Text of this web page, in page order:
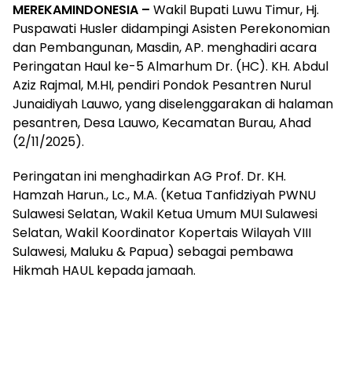
MEREKAMINDONESIA – Wakil Bupati Luwu Timur, Hj.
Puspawati Husler didampingi Asisten Perekonomian
dan Pembangunan, Masdin, AP. menghadiri acara
Peringatan Haul ke-5 Almarhum Dr. (HC). KH. Abdul
Aziz Rajmal, M.HI, pendiri Pondok Pesantren Nurul
Junaidiyah Lauwo, yang diselenggarakan di halaman
pesantren, Desa Lauwo, Kecamatan Burau, Ahad
(2/11/2025).
Peringatan ini menghadirkan AG Prof. Dr. KH.
Hamzah Harun., Lc., M.A. (Ketua Tanfidziyah PWNU
Sulawesi Selatan, Wakil Ketua Umum MUI Sulawesi
Selatan, Wakil Koordinator Kopertais Wilayah VIII
Sulawesi, Maluku & Papua) sebagai pembawa
Hikmah HAUL kepada jamaah.